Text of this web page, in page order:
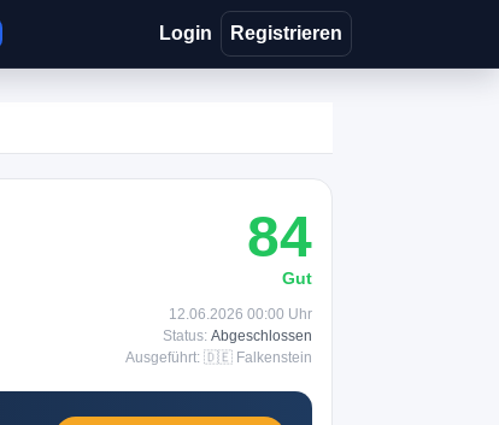
Login Registrieren
84
Gut
12.06.2026 00:00 Uhr
Status: Abgeschlossen
Ausgeführt: 🇩🇪 Falkenstein